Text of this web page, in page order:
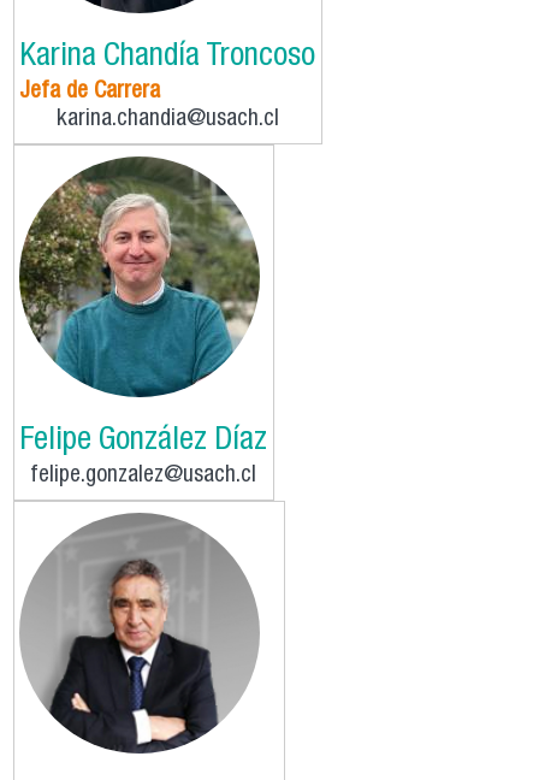
Karina Chandía Troncoso
Jefa de Carrera
karina.chandia@usach.cl
Felipe González Díaz
felipe.gonzalez@usach.cl